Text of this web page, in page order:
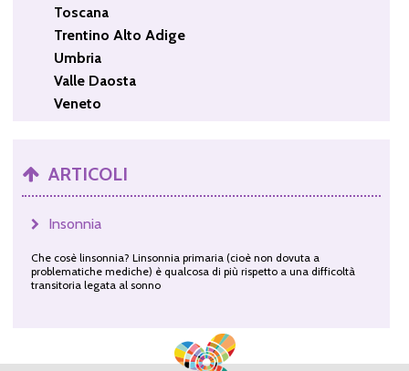
Toscana
Trentino Alto Adige
Umbria
Valle Daosta
Veneto
ARTICOLI
Insonnia
Che cosè linsonnia? Linsonnia primaria (cioè non dovuta a
problematiche mediche) è qualcosa di più rispetto a una difficoltà
transitoria legata al sonno